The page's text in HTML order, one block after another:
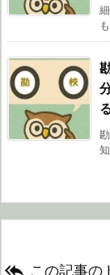
 この記事の